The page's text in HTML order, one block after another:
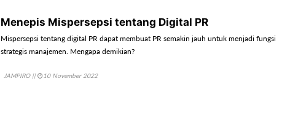
Menepis Mispersepsi tentang Digital PR
Mispersepsi tentang digital PR dapat membuat PR semakin jauh untuk menjadi fungsi
strategis manajemen. Mengapa demikian?
JAMPIRO|| 10 November 2022